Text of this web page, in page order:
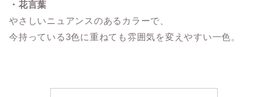
・花言葉
やさしいニュアンスのあるカラーで、
今持っている3色に重ねても雰囲気を変えやすい一色。